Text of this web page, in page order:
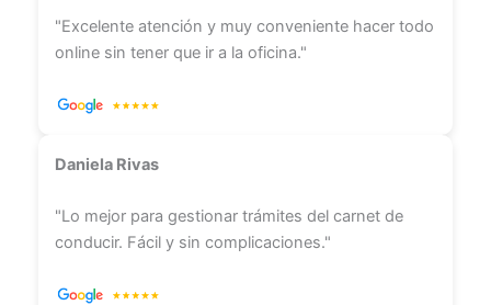
"Excelente atención y muy conveniente hacer todo
online sin tener que ir a la oficina."
Daniela Rivas
"Lo mejor para gestionar trámites del carnet de
conducir. Fácil y sin complicaciones."